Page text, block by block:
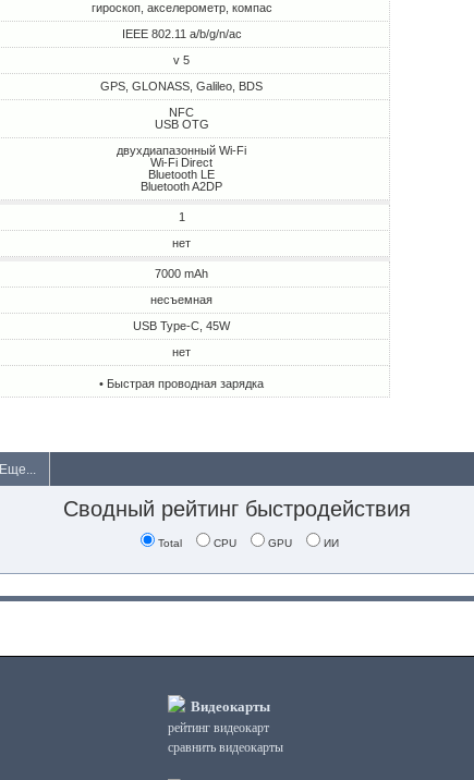
гироскоп, акселерометр, компас
IEEE 802.11 a/b/g/n/ac
v 5
GPS, GLONASS, Galileo, BDS
NFC
USB OTG
двухдиапазонный Wi-Fi
Wi-Fi Direct
Bluetooth LE
Bluetooth A2DP
1
нет
7000 mAh
несъемная
USB Type-C, 45W
нет
• Быстрая проводная зарядка
Еще...
Сводный рейтинг быстродействия
Total CPU GPU ИИ
Видеокарты
рейтинг видеокарт
сравнить видеокарты